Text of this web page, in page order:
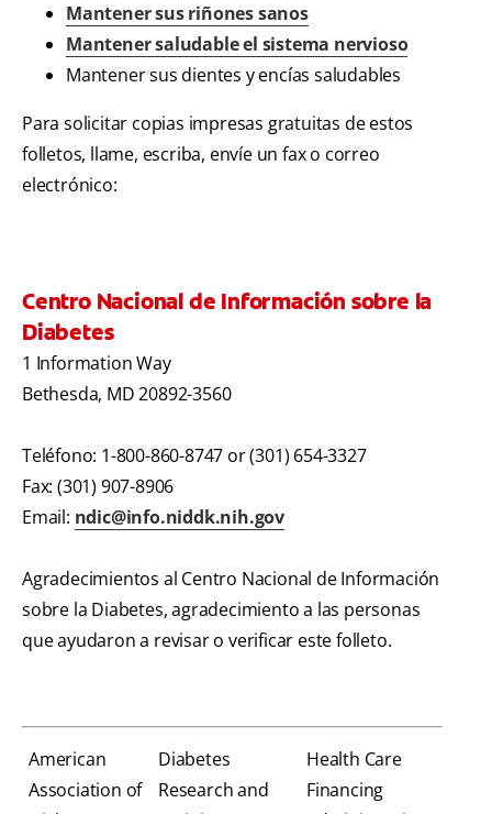
Mantener sus riñones sanos
Mantener saludable el sistema nervioso
Mantener sus dientes y encías saludables
Para solicitar copias impresas gratuitas de estos
folletos, llame, escriba, envíe un fax o correo
electrónico:
Centro Nacional de Información sobre la
Diabetes
1 Information Way
Bethesda, MD 20892-3560
Teléfono: 1-800-860-8747 or (301) 654-3327
Fax: (301) 907-8906
Email: ndic@info.niddk.nih.gov
Agradecimientos al Centro Nacional de Información
sobre la Diabetes, agradecimiento a las personas
que ayudaron a revisar o verificar este folleto.
American
Association of
Diabetes
Research and
Health Care
Financing